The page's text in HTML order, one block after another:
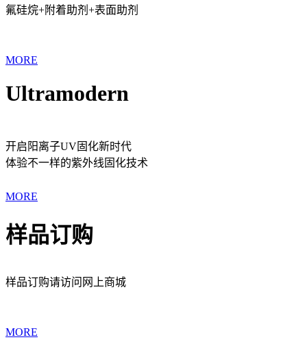
氟硅烷+附着助剂+表面助剂
MORE
Ultramodern
开启阳离子UV固化新时代
体验不一样的紫外线固化技术
MORE
样品订购
样品订购请访问网上商城
MORE